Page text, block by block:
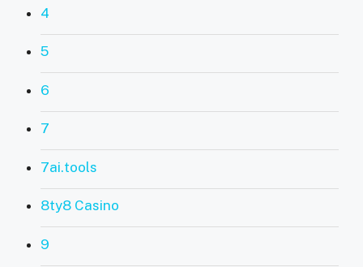
4
5
6
7
7ai.tools
8ty8 Casino
9